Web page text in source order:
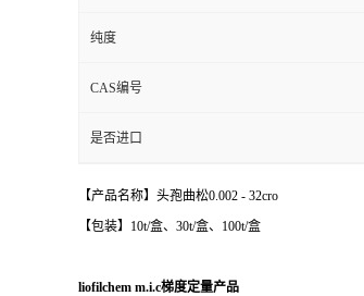
纯度
CAS编号
是否进口
【产品名称】头孢曲松0.002 - 32cro
【包装】10t/盒、30t/盒、100t/盒
liofilchem m.i.c梯度定量产品